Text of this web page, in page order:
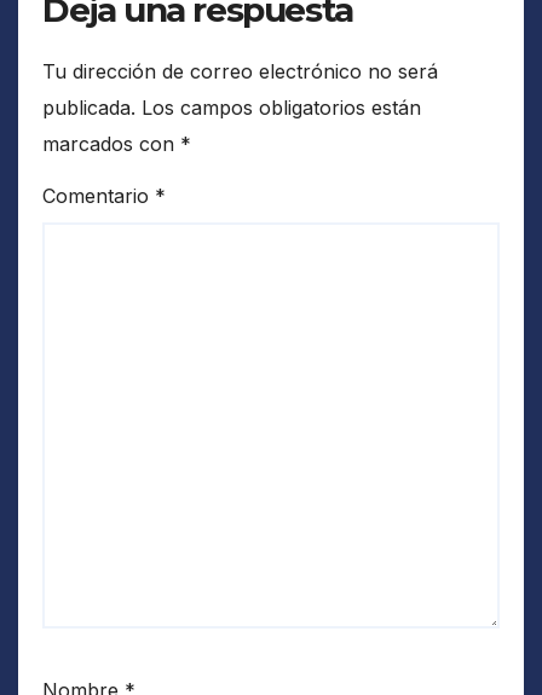
Deja una respuesta
Tu dirección de correo electrónico no será
publicada. Los campos obligatorios están
marcados con *
Comentario *